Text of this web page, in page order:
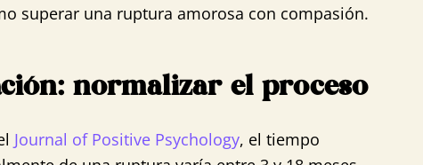
superar una ruptura amorosa con compasión.
normalizar el proceso
Journal of Positive Psychology, el tiempo